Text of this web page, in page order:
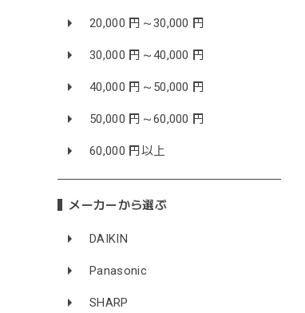
20,000 円～30,000 円
30,000 円～40,000 円
40,000 円～50,000 円
50,000 円～60,000 円
60,000 円以上
メーカーから選ぶ
DAIKIN
Panasonic
SHARP